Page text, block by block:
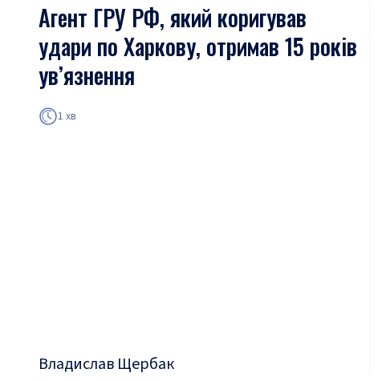
Агент ГРУ РФ, який коригував
удари по Харкову, отримав 15 років
ув’язнення
1 хв
Владислав Щербак